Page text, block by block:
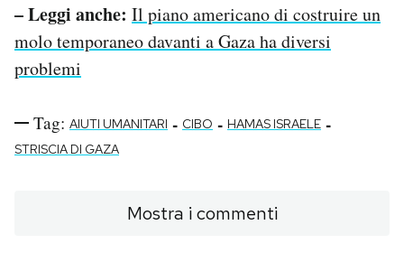
– Leggi anche: Il piano americano di costruire un
molo temporaneo davanti a Gaza ha diversi
problemi
Tag: AIUTI UMANITARI - CIBO - HAMAS ISRAELE -
STRISCIA DI GAZA
Mostra i commenti